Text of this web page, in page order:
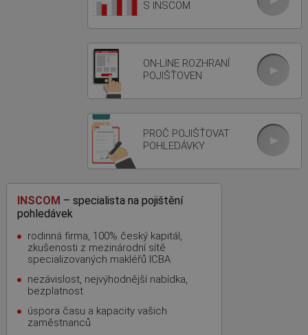
S INSCOM
ON-LINE ROZHRANÍ
POJIŠŤOVEN
PROČ POJIŠŤOVAT
POHLEDÁVKY
INSCOM – specialista na pojištění
pohledávek
rodinná firma, 100% český kapitál,
zkušenosti z mezinárodní sítě
specializovaných makléřů ICBA
nezávislost, nejvýhodnější nabídka,
bezplatnost
úspora času a kapacity vašich
zaměstnanců